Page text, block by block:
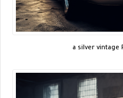
a silver vintage